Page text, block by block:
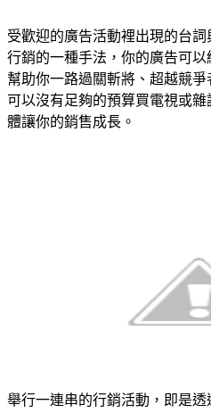
受歡迎的廣告活動裡出現的台
行銷的一種手法，你的廣告可
幫助你一路過關斬將、超越競
可以沒有足夠的預算買電視或
體讓你的銷售成長。
舉行一連串的行銷活動，即是